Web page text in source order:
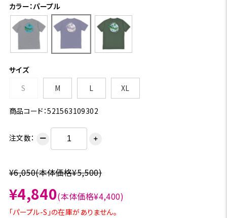
カラー：パープル
サイズ
S
M L XL
商品コード：521563109302
注文数： ー ＋
¥6,050(本体価格¥5,500)
¥4,840(本体価格¥4,400)
「パープル-S」の在庫がありません。